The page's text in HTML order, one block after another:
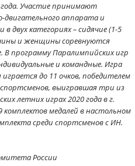
Участие принимают
аппарата и
двух категориях – сидячие (1-5
и женщины соревнуются
В программу Паралимпийских игр
и командные. Игра
до 11 очков, победителем
выигравшая три из
летних играх 2020 года в г.
комплектов медалей в настольном
среди спортсменов с ИН.
России